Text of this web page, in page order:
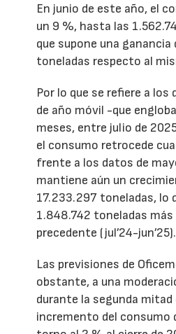
En junio de este año, el
un 9 %, hasta las
que supone una ganancia
toneladas respecto al
Por lo que se refiere a los
de año móvil -que
meses, entre julio de
el consumo retrocede
frente a los datos de
mantiene aún un
17.233.297 toneladas, lo
1.848.742 toneladas más
precedente (jul’24-jun’25).
Las previsiones de
obstante, a una
durante la segunda
incremento del consumo